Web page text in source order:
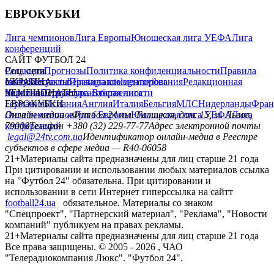
ЕВРОКУБКИ
Лига чемпионовЛига ЕвропыЮношеская лига УЕФАЛига
конференций
САЙТ ФУТБОЛ 24
РедакцияПрогнозыПолитика конфиденциальностиПравила
сайтуКонтактыПравила комментированияРедакционная
политикаСтруктура собственности
Соц. сети
facebookxyoutubeinstagramtelegramviber
УКРАИНА
УкраинаПервая лигаВторая лига
ЧЕМПИОНАТЫ
ГерманияИспанияАнглияИталияБельгияМЛСНидерланды
ЕВРОКУБКИ
Лига чемпионовЛига ЕвропыЮношеская лига УЕФАЛига
конференций
Онлайн-медиа «Футбол 24»пл. Галицкая, дом. 15, м. Львов,
79008Телефон +380 (32) 229-77-77Адрес электронной почты
legal@24tv.com.uaИдентификатор онлайн-медиа в Реестре
субъектов в сфере медиа — R40-06058
21+Материалы сайта предназначены для лиц старше 21 года
При цитировании и использовании любых материалов ссылка
на "Футбол 24" обязательна. При цитировании и
использовании в сети Интернет гиперссылка на сайтт
football24.ua
обязательное. Материалы со знаком
"Спецпроект", "Партнерский материал", "Реклама", "Новости
компаний" публикуем на правах рекламы.
21+Материалы сайта предназначены для лиц старше 21 года
Все права защищены. © 2005 - 2026 , ЧАО
"Телерадиокомпания Люкс". "Футбол 24".